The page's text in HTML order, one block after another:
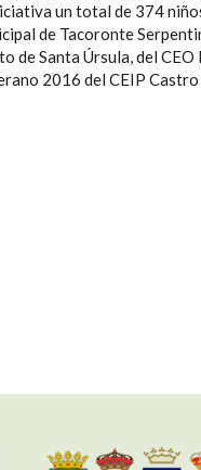
un total de 374
de Tacoronte
de Santa Úrsula, del
2016 del CEIP